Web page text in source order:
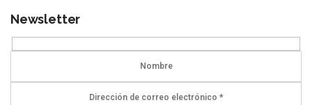
Newsletter